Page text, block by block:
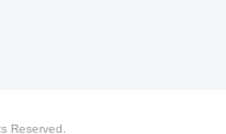
Reserved.